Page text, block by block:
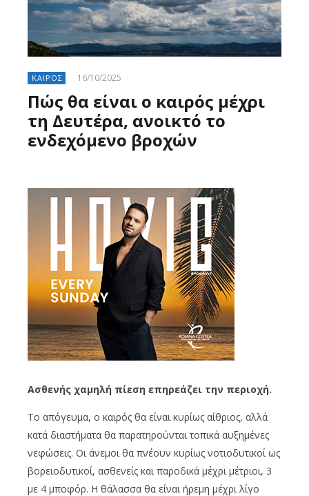
ΚΑΙΡΟΣ 16/10/2025
Πώς θα είναι ο καιρός μέχρι
τη Δευτέρα, ανοικτό το
ενδεχόμενο βροχών
Ασθενής χαμηλή πίεση επηρεάζει την περιοχή.
Το απόγευμα, ο καιρός θα είναι κυρίως αίθριος, αλλά
κατά διαστήματα θα παρατηρούνται τοπικά αυξημένες
νεφώσεις. Οι άνεμοι θα πνέουν κυρίως νοτιοδυτικοί ως
βορειοδυτικοί, ασθενείς και παροδικά μέχρι μέτριοι, 3
με 4 μποφόρ. Η θάλασσα θα είναι ήρεμη μέχρι λίγο